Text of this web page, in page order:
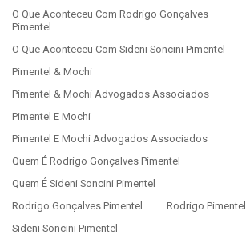
O Que Aconteceu Com Rodrigo Gonçalves
Pimentel
O Que Aconteceu Com Sideni Soncini Pimentel
Pimentel & Mochi
Pimentel & Mochi Advogados Associados
Pimentel E Mochi
Pimentel E Mochi Advogados Associados
Quem É Rodrigo Gonçalves Pimentel
Quem É Sideni Soncini Pimentel
Rodrigo Gonçalves Pimentel
Rodrigo Pimentel
Sideni Soncini Pimentel